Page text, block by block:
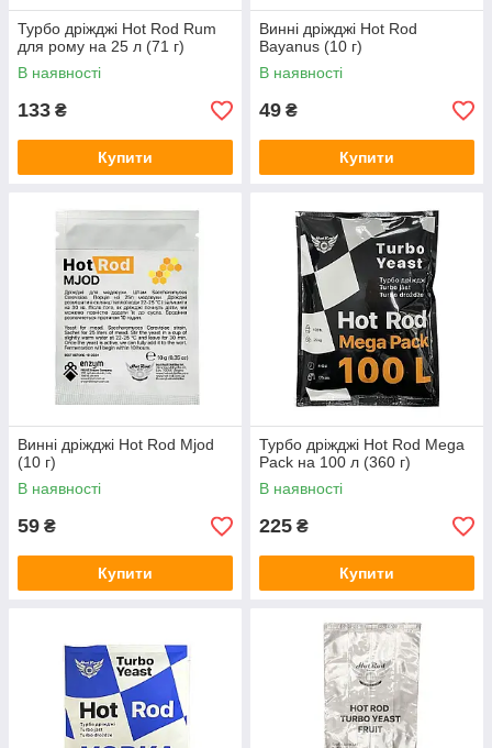
Турбо дріжджі Hot Rod Rum
для рому на 25 л (71 г)
В наявності
133 ₴
Купити
Винні дріжджі Hot Rod
Bayanus (10 г)
В наявності
49 ₴
Купити
Винні дріжджі Hot Rod Mjod
(10 г)
В наявності
59 ₴
Купити
Турбо дріжджі Hot Rod Mega
Pack на 100 л (360 г)
В наявності
225 ₴
Купити